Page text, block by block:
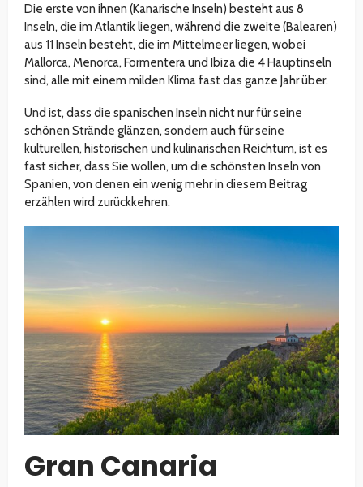
Die erste von ihnen (Kanarische Inseln) besteht aus 8
Inseln, die im Atlantik liegen, während die zweite (Balearen)
aus 11 Inseln besteht, die im Mittelmeer liegen, wobei
Mallorca, Menorca, Formentera und Ibiza die 4 Hauptinseln
sind, alle mit einem milden Klima fast das ganze Jahr über.
Und ist, dass die spanischen Inseln nicht nur für seine
schönen Strände glänzen, sondern auch für seine
kulturellen, historischen und kulinarischen Reichtum, ist es
fast sicher, dass Sie wollen, um die schönsten Inseln von
Spanien, von denen ein wenig mehr in diesem Beitrag
erzählen wird zurückkehren.
Gran Canaria